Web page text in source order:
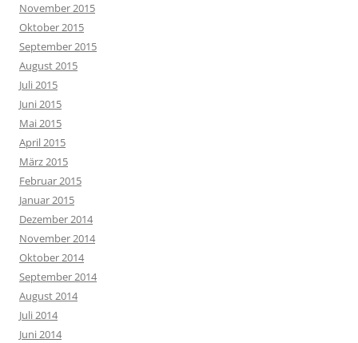
November 2015
Oktober 2015
September 2015
August 2015
Juli 2015
Juni 2015
Mai 2015
April 2015
März 2015
Februar 2015
Januar 2015
Dezember 2014
November 2014
Oktober 2014
September 2014
August 2014
Juli 2014
Juni 2014